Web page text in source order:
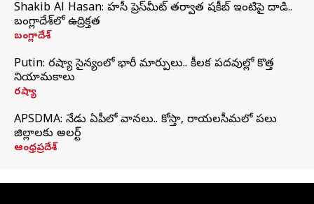
Shakib Al Hasan: హసీనా ప్రెస్‌మీట్‌ తర్వాత షకీబ్‌ ఇంటిపై దాడి..
బంగ్లాదేశ్‌లో ఉద్రిక్తత
బంగ్లాదేశ్
Putin: రష్యా సైన్యంలో భారీ మార్పులు.. కీలక పదవుల్లో కొత్త
నియామకాలు
రష్యా
APSDMA: నేడు ఏపీలో వానలు.. కోస్తా, రాయలసీమలో పలు
జిల్లాలకు అలర్ట్
ఆంధ్రప్రదేశ్